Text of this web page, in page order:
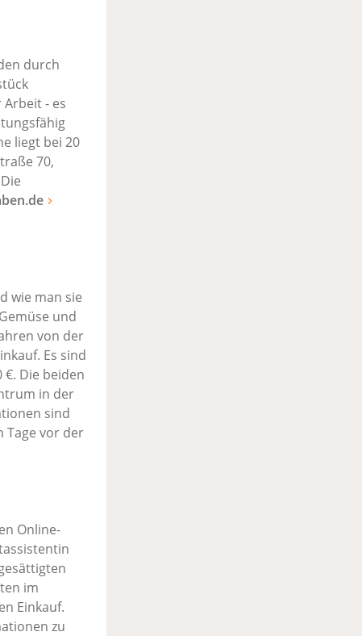
durch
- es
liegt bei 20
70,
wie man sie
und
von der
Es sind
Die beiden
in der
sind
Tage vor der
Online-
im
Einkauf.
zu